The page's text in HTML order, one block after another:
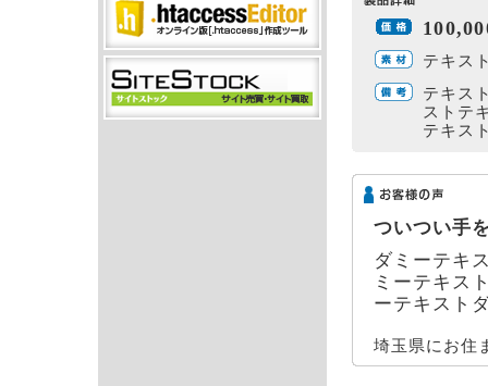
テキス
テキス
ストテ
テキス
ついつい手
ダミーテキ
ミーテキス
ーテキスト
埼玉県にお住